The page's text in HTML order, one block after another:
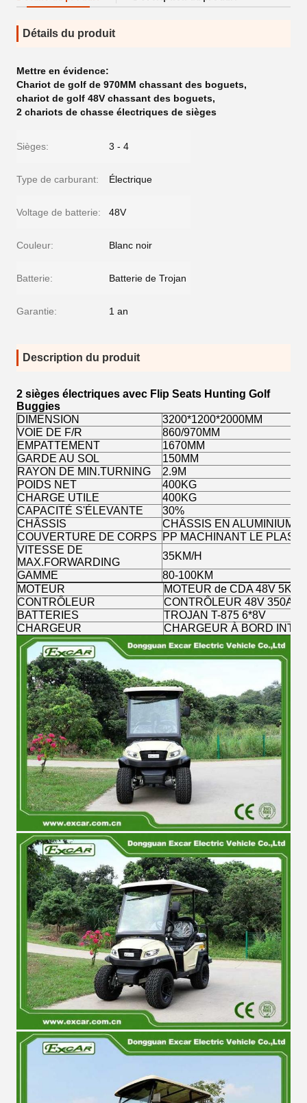
Détails du produit
Mettre en évidence:
Chariot de golf de 970MM chassant des boguets,
chariot de golf 48V chassant des boguets,
2 chariots de chasse électriques de sièges
Sièges: 3 - 4
Type de carburant: Électrique
Voltage de batterie: 48V
Couleur: Blanc noir
Batterie: Batterie de Trojan
Garantie: 1 an
Description du produit
2 sièges électriques avec Flip Seats Hunting Golf
Buggies
DIMENSION
3200*1200*2000MM
VOIE DE F/R
860/970MM
EMPATTEMENT
1670MM
GARDE AU SOL
150MM
RAYON DE MIN.TURNING
2.9M
POIDS NET
400KG
CHARGE UTILE
400KG
CAPACITÉ S'ÉLEVANTE
30%
CHÂSSIS
CHÂSSIS EN ALUMINIUM
COUVERTURE DE CORPS
PP MACHINANT LE
VITESSE DE
MAX.FORWARDING
35KM/H
GAMME
80-100KM
MOTEUR
MOTEUR de CDA 48V 5KW
CONTRÔLEUR
CONTRÔLEUR 48V 350A
BATTERIES
TROJAN T-875 6*8V
CHARGEUR
CHARGEUR À BORD